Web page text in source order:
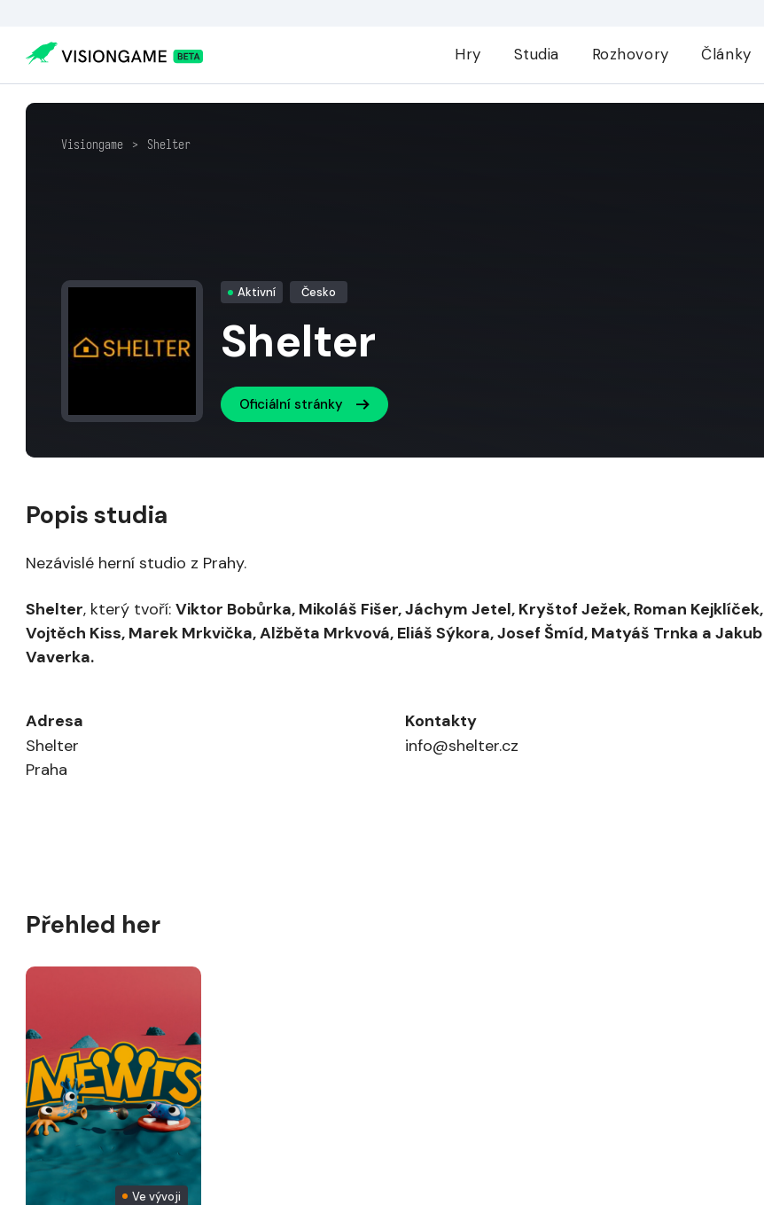
Hry Studia Rozhovory Články
Visiongame > Shelter
Aktivní Česko
Shelter
Oficiální stránky
Popis studia
Nezávislé herní studio z Prahy.
Shelter, který tvoří:Viktor Bobůrka, Mikoláš Fišer, Jáchym Jetel, Kryštof Ježek, Roman Kejklíček,
Vojtěch Kiss, Marek Mrkvička, Alžběta Mrkvová, Eliáš Sýkora, Josef Šmíd, Matyáš Trnka a Jakub
Vaverka.
Adresa
Shelter
Praha
Kontakty
info@shelter.cz
Přehled her
Ve vývoji